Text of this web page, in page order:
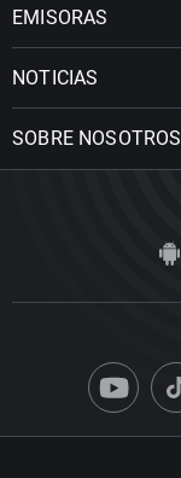
EMISORAS
NOTICIAS
SOBRE NOSOTROS